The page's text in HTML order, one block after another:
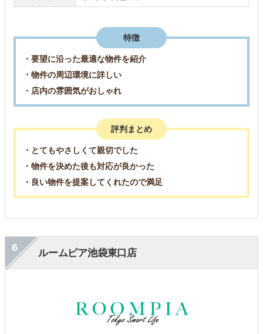
特徴
・要望に沿った最適な物件を紹介
・物件の周辺環境に詳しい
・店内の雰囲気がおしゃれ
評判まとめ
・とてもやさしくて親切でした
・物件を決めた後も対応が良かった
・良い物件を提案してくれたので満足
ルームピア池袋東口店
6